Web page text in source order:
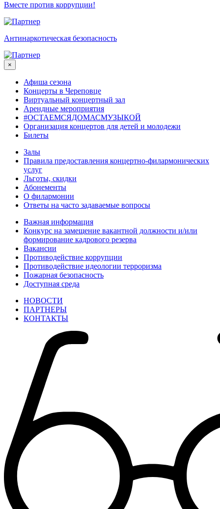
Вместе против коррупции!
Антинаркотическая безопасность
×
Афиша сезона
Концерты в Череповце
Виртуальный концертный зал
Арендные мероприятия
#ОСТАЕМСЯДОМАСМУЗЫКОЙ
Организация концертов для детей и молодежи
Билеты
Залы
Правила предоставления концертно-филармонических
услуг
Льготы, скидки
Абонементы
О филармонии
Ответы на часто задаваемые вопросы
Важная информация
Конкурс на замещение вакантной должности и/или
формирование кадрового резерва
Вакансии
Противодействие коррупции
Противодействие идеологии терроризма
Пожарная безопасность
Доступная среда
НОВОСТИ
ПАРТНЕРЫ
КОНТАКТЫ